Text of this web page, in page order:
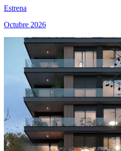
Estrena
Octubre 2026